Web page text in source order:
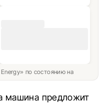
по состоянию на
машина предложит